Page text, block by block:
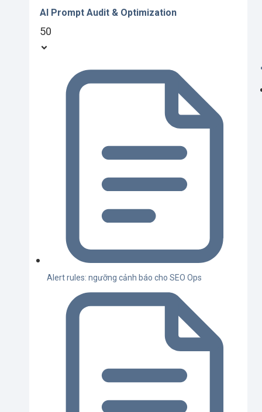
AI Prompt Audit & Optimization
50
Alert rules: ngưỡng cảnh báo cho SEO Ops